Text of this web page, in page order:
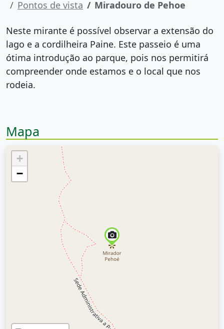
Pontos de vista
Miradouro de Pehoe
Neste mirante é possível observar a extensão do
lago e a cordilheira Paine. Este passeio é uma
ótima introdução ao parque, pois nos permitirá
compreender onde estamos e o local que nos
rodeia.
Mapa
+
−